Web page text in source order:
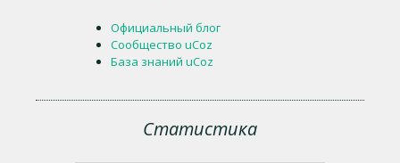
Официальный блог
Сообщество uCoz
База знаний uCoz
Статистика